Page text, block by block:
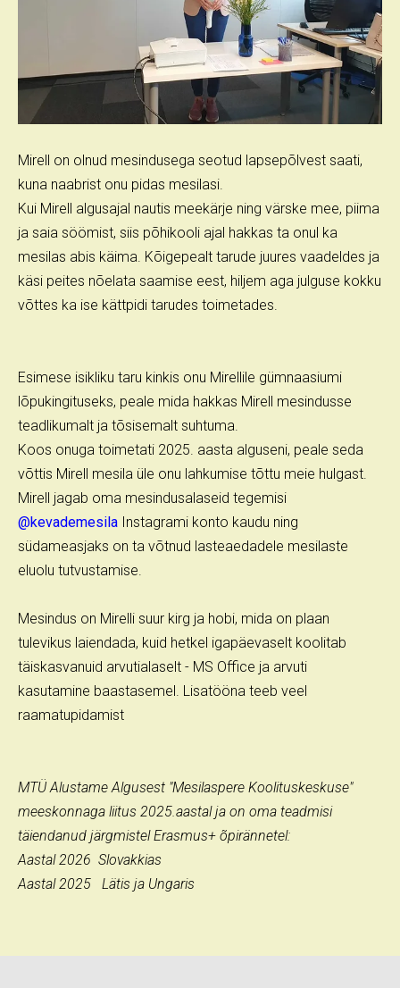
Mirell on olnud mesindusega seotud lapsepõlvest saati,
kuna naabrist onu pidas mesilasi.
Kui Mirell algusajal nautis meekärje ning värske mee, piima
ja saia söömist, siis põhikooli ajal hakkas ta onul ka
mesilas abis käima. Kõigepealt tarude juures vaadeldes ja
käsi peites nõelata saamise eest, hiljem aga julguse kokku
võttes ka ise kättpidi tarudes toimetades.
Esimese isikliku taru kinkis onu Mirellile gümnaasiumi
lõpukingituseks, peale mida hakkas Mirell mesindusse
teadlikumalt ja tõsisemalt suhtuma.
Koos onuga toimetati 2025. aasta alguseni, peale seda
võttis Mirell mesila üle onu lahkumise tõttu meie hulgast.
Mirell jagab oma mesindusalaseid tegemisi
@kevademesila Instagrami konto kaudu ning
südameasjaks on ta võtnud lasteaedadele mesilaste
eluolu tutvustamise.
Mesindus on Mirelli suur kirg ja hobi, mida on plaan
tulevikus laiendada, kuid hetkel igapäevaselt koolitab
täiskasvanuid arvutialaselt - MS Office ja arvuti
kasutamine baastasemel. Lisatööna teeb veel
raamatupidamist
MTÜ Alustame Algusest "Mesilaspere Koolituskeskuse"
meeskonnaga liitus 2025.aastal ja on oma teadmisi
täiendanud järgmistel Erasmus+ õpirännetel:
Aastal 2026 Slovakkias
Aastal 2025 Lätis ja Ungaris